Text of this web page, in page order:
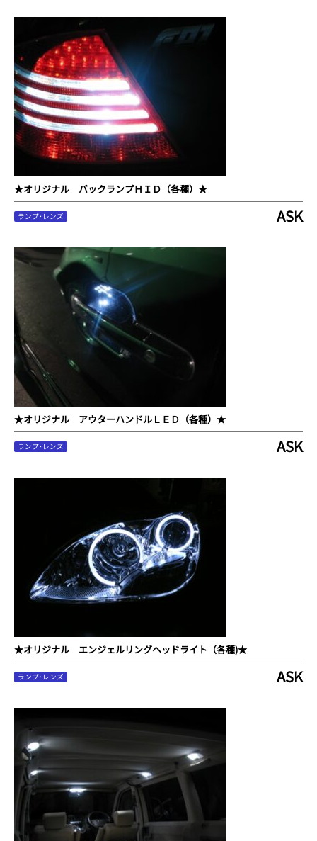
★オリジナル バックランプＨＩＤ（各種）★
ランプ･レンズ ASK
★オリジナル アウターハンドルＬＥＤ（各種）★
ランプ･レンズ ASK
★オリジナル エンジェルリングヘッドライト（各種)★
ランプ･レンズ ASK